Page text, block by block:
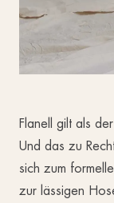
Flanell gilt als
Und das zu
sich zum
zur lässigen